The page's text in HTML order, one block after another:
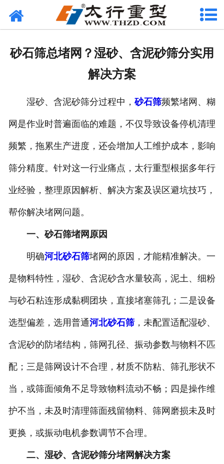
网站首页
联系我们
砂石筛总堵网？湿砂、含泥砂筛分实用
解决方案
湿砂、含泥砂筛分过程中，砂石筛频繁堵网、糊
网是作业时普遍面临的难题，不仅导致设备停机清理
频繁，拖累生产进度，还会增加人工维护成本，影响
筛分精度。针对这一行业痛点，太行重型根据多年行
业经验，整理原因解析、解决方案及误区避坑技巧，
帮你解决堵网问题。
一、砂石筛堵网原因
明确河北砂石筛堵网的原因，才能精准解决。一
是物料特性，湿砂、含泥砂含水量较高，泥土、细粉
与砂石粘连形成黏稠团块，直接堵塞筛孔；二是设备
选型偏差，选用普通河北砂石筛，未配置适配湿砂、
含泥砂的防堵结构，筛网孔径、振动参数与物料不匹
配；三是筛网设计不合理，材质不防粘、筛孔形状不
当，或筛面倾角不足导致物料流动不畅；四是操作维
护不当，未及时清理筛面残留物料、筛网磨损未及时
更换，或振动电机参数调节不合理。
二、湿砂、含泥砂筛分堵网解决方案